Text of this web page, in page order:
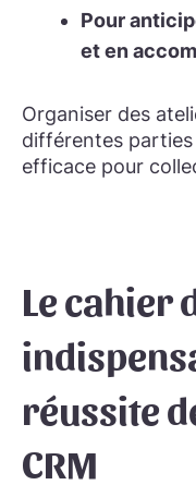
Pour
et en
Organiser des
différentes
efficace pour
Le cahier
réussite
CRM